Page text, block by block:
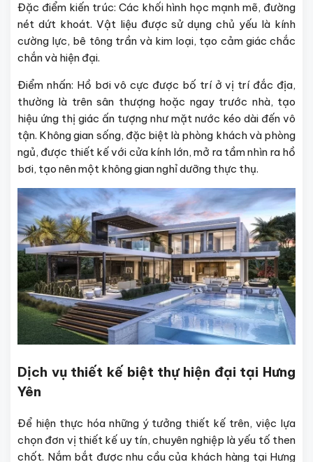
Đặc điểm kiến trúc: Các khối hình học mạnh mẽ, đường
nét dứt khoát. Vật liệu được sử dụng chủ yếu là kính
cường lực, bê tông trần và kim loại, tạo cảm giác chắc
chắn và hiện đại.
Điểm nhấn: Hồ bơi vô cực được bố trí ở vị trí đắc địa,
thường là trên sân thượng hoặc ngay trước nhà, tạo
hiệu ứng thị giác ấn tượng như mặt nước kéo dài đến vô
tận. Không gian sống, đặc biệt là phòng khách và phòng
ngủ, được thiết kế với cửa kính lớn, mở ra tầm nhìn ra hồ
bơi, tạo nên một không gian nghỉ dưỡng thực thụ.
Dịch vụ thiết kế biệt thự hiện đại tại Hưng
Yên
Để hiện thực hóa những ý tưởng thiết kế trên, việc lựa
chọn đơn vị thiết kế uy tín, chuyên nghiệp là yếu tố then
chốt. Nắm bắt được nhu cầu của khách hàng tại Hưng